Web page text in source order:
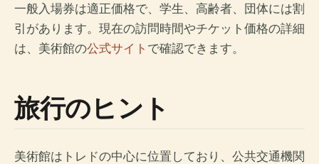
一般入場券は適正価格で、学生、高齢者、団体には割
引があります。現在の訪問時間やチケット価格の詳細
は、美術館の公式サイト で確認できます。
旅行のヒント
美術館はトレドの中心に位置しており、公共交通機関